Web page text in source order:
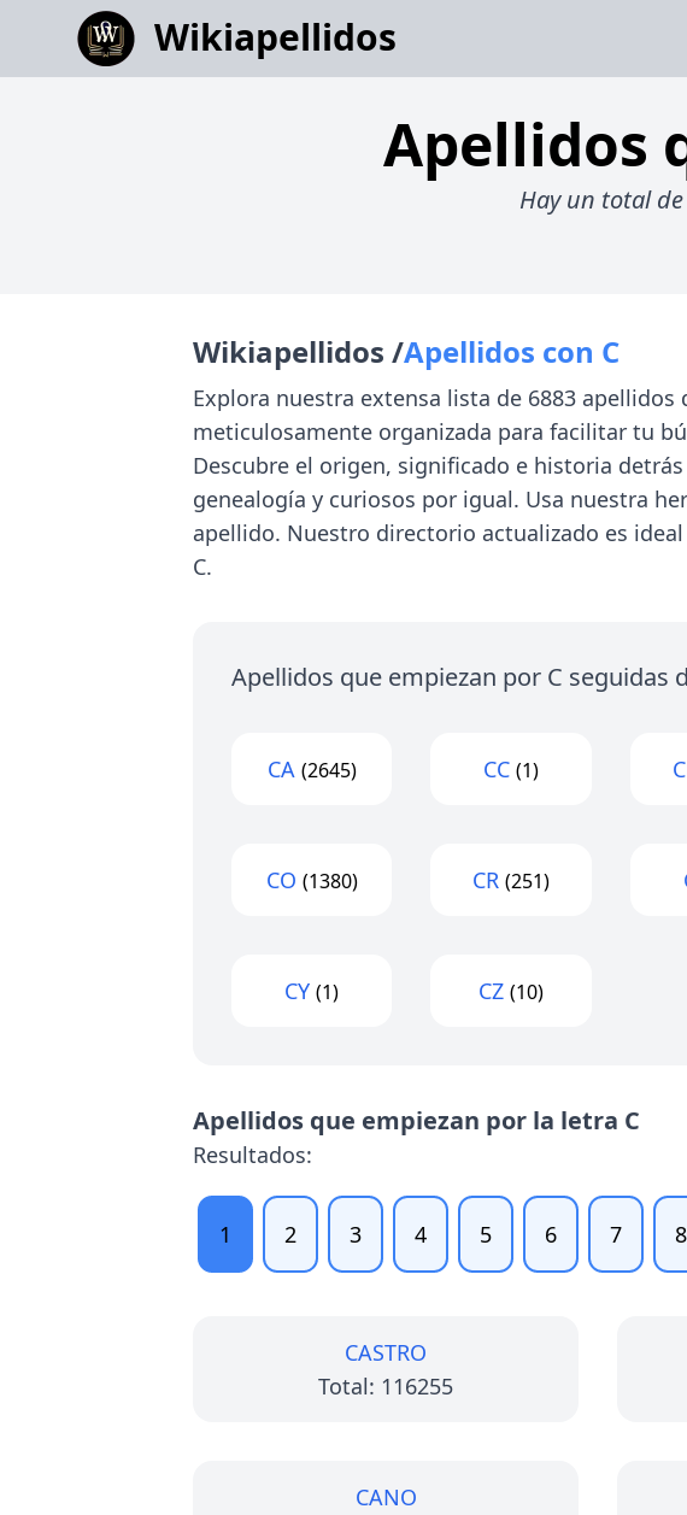
Wikiapellidos
Apellidos
Hay un total
Wikiapellidos /Apellidos con C
Explora nuestra extensa lista de 6883
meticulosamente organizada para facilitar tu
Descubre el origen, significado e historia
genealogía y curiosos por igual. Usa nuestra
apellido. Nuestro directorio actualizado es
C.
Apellidos que empiezan por C seguidas
CA (2645) CC (1)
CO (1380) CR (251)
CY (1) CZ (10)
Apellidos que empiezan por la letra C
Resultados:
1 2 3 4 5 6 7 8
CASTRO
Total: 116255
CANO